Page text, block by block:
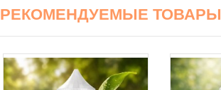
РЕКОМЕНДУЕМЫЕ ТОВАРЫ